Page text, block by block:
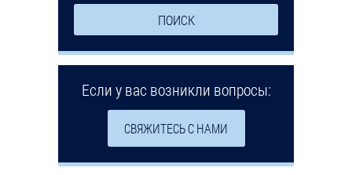
Если у вас возникли вопросы:
СВЯЖИТЕСЬ С НАМИ